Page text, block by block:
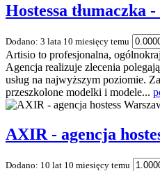
Hostessa tłumaczka
Dodano: 3 lata 10 miesięcy temu
Artisio to profesjonalna,
Agencja realizuje zlecenia
usług na najwyższym poziomie.
przeszkolone modelki i modele...
AXIR - agencja
Dodano: 10 lat 10 miesięcy temu